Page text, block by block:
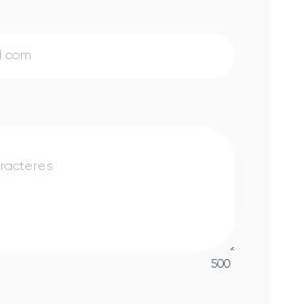
500